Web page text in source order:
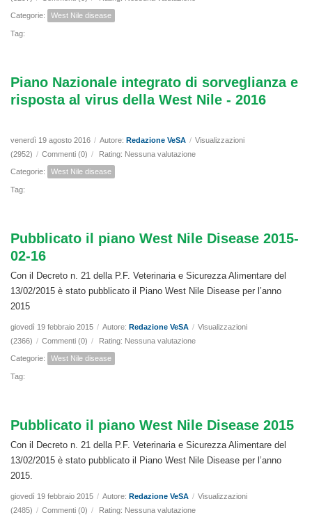
Categorie: West Nile disease
Tag:
Piano Nazionale integrato di sorveglianza e
risposta al virus della West Nile - 2016
venerdì 19 agosto 2016 / Autore: Redazione VeSA / Visualizzazioni
(2952) / Commenti (0) / Rating: Nessuna valutazione
Categorie: West Nile disease
Tag:
Pubblicato il piano West Nile Disease 2015-
02-16
Con il Decreto n. 21 della P.F. Veterinaria e Sicurezza Alimentare del
13/02/2015 è stato pubblicato il Piano West Nile Disease per l’anno
2015
giovedì 19 febbraio 2015 / Autore: Redazione VeSA / Visualizzazioni
(2366) / Commenti (0) / Rating: Nessuna valutazione
Categorie: West Nile disease
Tag:
Pubblicato il piano West Nile Disease 2015
Con il Decreto n. 21 della P.F. Veterinaria e Sicurezza Alimentare del
13/02/2015 è stato pubblicato il Piano West Nile Disease per l’anno
2015.
giovedì 19 febbraio 2015 / Autore: Redazione VeSA / Visualizzazioni
(2485) / Commenti (0) / Rating: Nessuna valutazione